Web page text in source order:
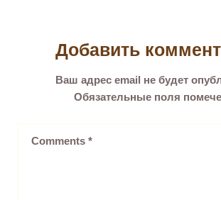
Добавить
Ваш адрес email не будет
Обязательные поля